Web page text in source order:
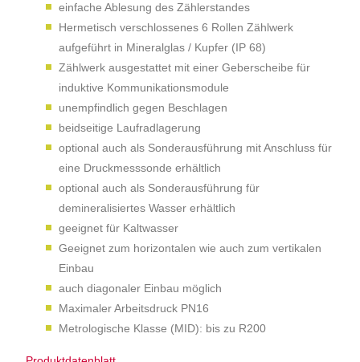
einfache Ablesung des Zählerstandes
Hermetisch verschlossenes 6 Rollen Zählwerk
aufgeführt in Mineralglas / Kupfer (IP 68)
Zählwerk ausgestattet mit einer Geberscheibe für
induktive Kommunikationsmodule
unempfindlich gegen Beschlagen
beidseitige Laufradlagerung
optional auch als Sonderausführung mit Anschluss für
eine Druckmesssonde erhältlich
optional auch als Sonderausführung für
demineralisiertes Wasser erhältlich
geeignet für Kaltwasser
Geeignet zum horizontalen wie auch zum vertikalen
Einbau
auch diagonaler Einbau möglich
Maximaler Arbeitsdruck PN16
Metrologische Klasse (MID): bis zu R200